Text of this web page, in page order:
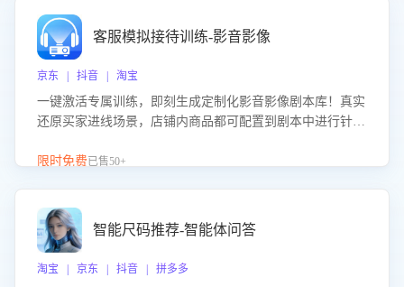
客服模拟接待训练-影音影像
京东 | 抖音 | 淘宝
一键激活专属训练，即刻生成定制化影音影像剧本库！真实
还原买家进线场景，店铺内商品都可配置到剧本中进行针对
击 “立即开通”，快速获取影音影像类目剧本，一键开启客服
限时免费已售50+
智能尺码推荐-智能体问答
淘宝 | 京东 | 抖音 | 拼多多